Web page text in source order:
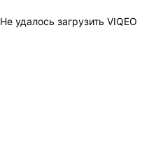
Не удалось загрузить VIQEO